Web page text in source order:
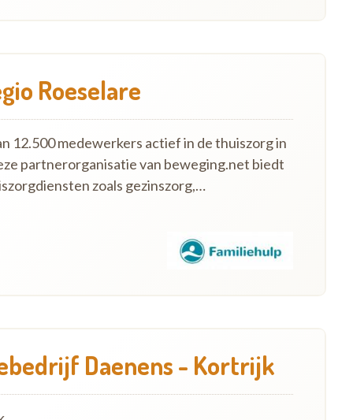
Roeselare
12.500 medewerkers actief in de thuiszorg in
partnerorganisatie van beweging.net biedt
zoals gezinszorg,…
Daenens - Kortrijk